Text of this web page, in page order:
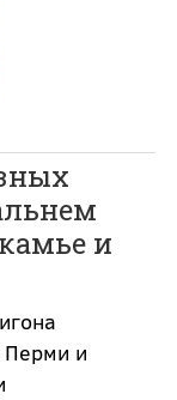
и
Перми и